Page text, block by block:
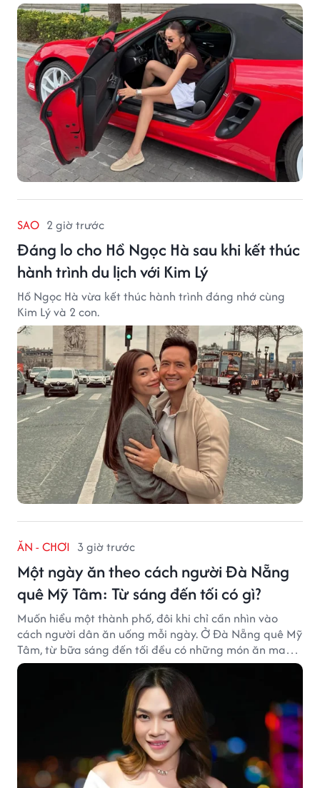
SAO 2 giờ trước
Đáng lo cho Hồ Ngọc Hà sau khi kết thúc
hành trình du lịch với Kim Lý
Hồ Ngọc Hà vừa kết thúc hành trình đáng nhớ cùng
Kim Lý và 2 con.
ĂN - CHƠI 3 giờ trước
Một ngày ăn theo cách người Đà Nẵng
quê Mỹ Tâm: Từ sáng đến tối có gì?
Muốn hiểu một thành phố, đôi khi chỉ cần nhìn vào
cách người dân ăn uống mỗi ngày. Ở Đà Nẵng quê Mỹ
Tâm, từ bữa sáng đến tối đều có những món ăn mang
đậm dấu ấn miền Trung.